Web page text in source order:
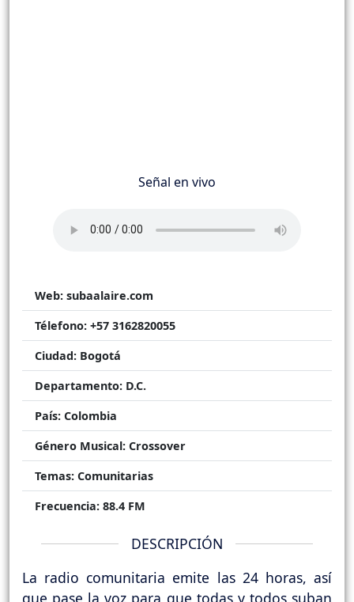
Señal en vivo
Web: subaalaire.com
Télefono: +57 3162820055
Ciudad: Bogotá
Departamento: D.C.
País: Colombia
Género Musical: Crossover
Temas: Comunitarias
Frecuencia: 88.4 FM
DESCRIPCIÓN
La radio comunitaria emite las 24 horas, así